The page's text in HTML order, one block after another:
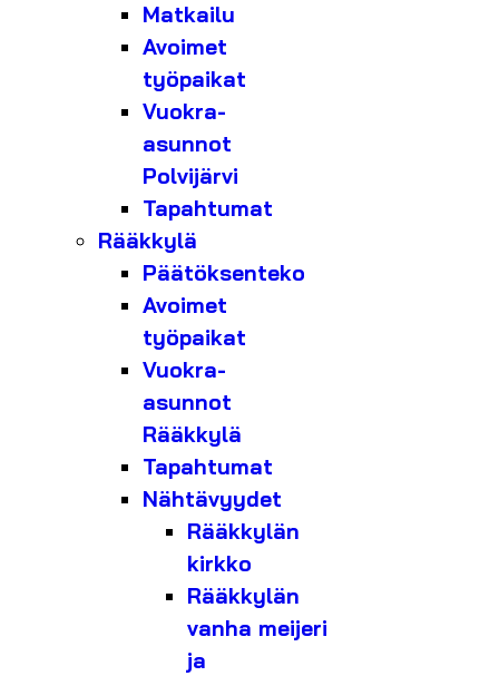
Matkailu
Avoimet
työpaikat
Vuokra-
asunnot
Polvijärvi
Tapahtumat
Rääkkylä
Päätöksenteko
Avoimet
työpaikat
Vuokra-
asunnot
Rääkkylä
Tapahtumat
Nähtävyydet
Rääkkylän
kirkko
Rääkkylän
vanha meijeri
ja